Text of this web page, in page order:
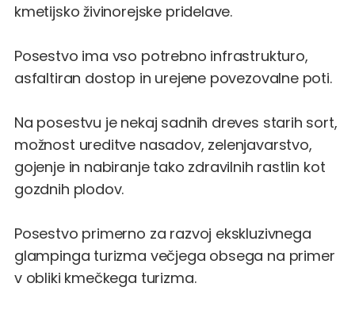
kmetijsko živinorejske pridelave.
Posestvo ima vso potrebno infrastrukturo,
asfaltiran dostop in urejene povezovalne poti.
Na posestvu je nekaj sadnih dreves starih sort,
možnost ureditve nasadov, zelenjavarstvo,
gojenje in nabiranje tako zdravilnih rastlin kot
gozdnih plodov.
Posestvo primerno za razvoj ekskluzivnega
glampinga turizma večjega obsega na primer
v obliki kmečkega turizma.